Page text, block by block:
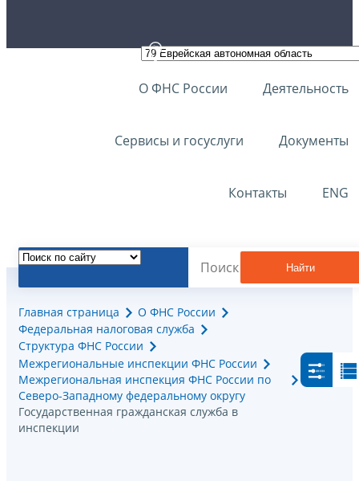
О ФНС России Деятельность
Сервисы и госуслуги Документы
Контакты ENG
Найти
Главная страница
О ФНС России
Федеральная налоговая служба
Структура ФНС России
Межрегиональные инспекции ФНС России
Межрегиональная инспекция ФНС России по
Северо-Западному федеральному округу
Государственная гражданская служба в
инспекции